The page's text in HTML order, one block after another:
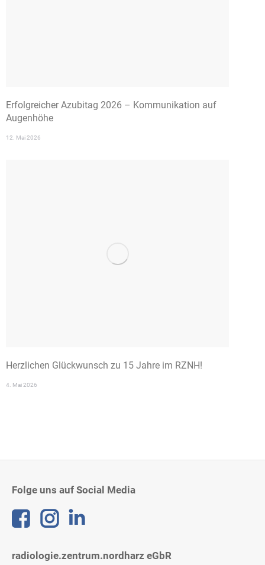
Erfolgreicher Azubitag 2026 – Kommunikation auf
Augenhöhe
12. Mai 2026
Herzlichen Glückwunsch zu 15 Jahre im RZNH!
4. Mai 2026
Folge uns auf Social Media
Linkedin
radiologie.zentrum.nordharz eGbR